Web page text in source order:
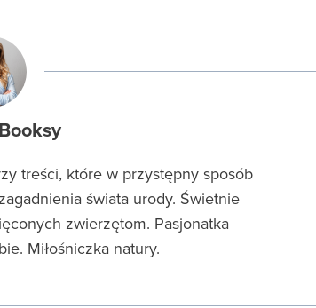
treści, które w przystępny sposób
świata urody. Świetnie
zwierzętom. Pasjonatka
Miłośniczka natury.